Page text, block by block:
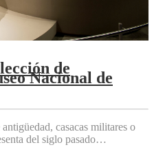
de
Nacional de
casacas militares o
del siglo pasado…